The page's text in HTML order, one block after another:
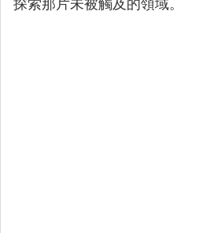
探索那片未被觸及的領域。